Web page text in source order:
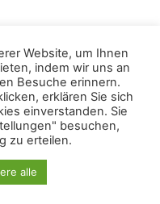
.
Website, um Ihnen
indem wir uns an
Besuche erinnern.
erklären Sie sich
einverstanden. Sie
besuchen,
zu erteilen.
alle